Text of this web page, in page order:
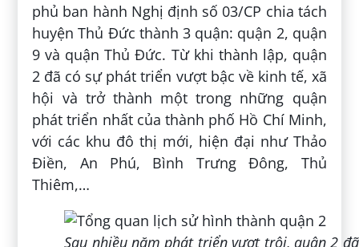
phủ ban hành Nghị định số 03/CP chia tách
huyện Thủ Đức thành 3 quận: quận 2, quận
9 và quận Thủ Đức. Từ khi thành lập, quận
2 đã có sự phát triển vượt bậc về kinh tế, xã
hội và trở thành một trong những quận
phát triển nhất của thành phố Hồ Chí Minh,
với các khu đô thị mới, hiện đại như Thảo
Điền, An Phú, Bình Trưng Đông, Thủ
Thiêm,…
Sau nhiều năm phát triển vượt trội, quận 2 đã